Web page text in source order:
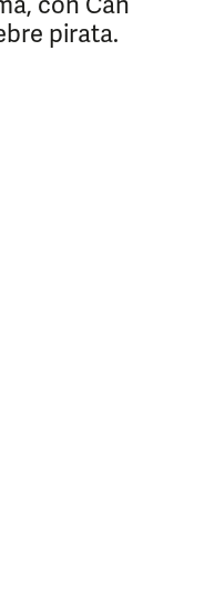
pirata.